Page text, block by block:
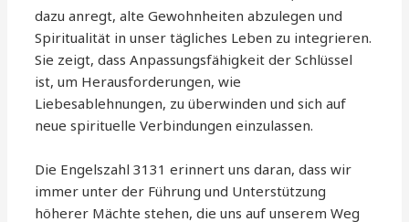
dazu anregt, alte Gewohnheiten abzulegen und
Spiritualität in unser tägliches Leben zu integrieren.
Sie zeigt, dass Anpassungsfähigkeit der Schlüssel
ist, um Herausforderungen, wie
Liebesablehnungen, zu überwinden und sich auf
neue spirituelle Verbindungen einzulassen.
Die Engelszahl 3131 erinnert uns daran, dass wir
immer unter der Führung und Unterstützung
höherer Mächte stehen, die uns auf unserem Weg